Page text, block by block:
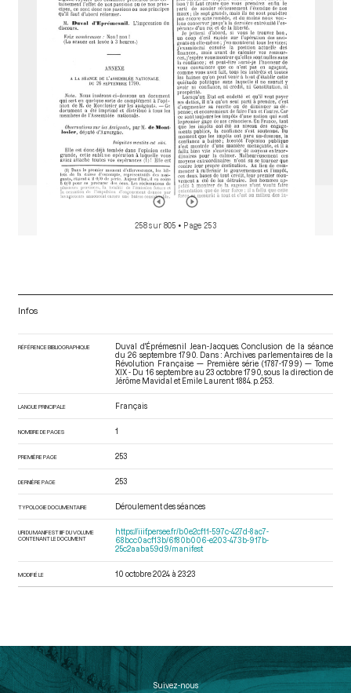
258 sur 805 • Page 253
Infos
RÉFÉRENCE BIBLIOGRAPHIQUE
Duval d'Éprémesnil Jean-Jacques. Conclusion de la séance
du 26 septembre 1790. Dans : Archives parlementaires de la
Révolution Française — Première série (1787-1799) — Tome
XIX - Du 16 septembre au 23 octobre 1790 , sous la direction de
Jérôme Mavidal et Emile Laurent. 1884. p. 253.
LANGUE PRINCIPALE Français
NOMBRE DE PAGES 1
PREMIÈRE PAGE 253
DERNIÈRE PAGE 253
TYPOLOGIE DOCUMENTAIRE Déroulement des séances
URI DU MANIFEST IIIF DU VOLUME
CONTENANT LE DOCUMENT
https://iiif.persee.fr/b0e2cf11-597c-427d-8ac7-
68bcc0acf13b/6f80b006-e203-473b-917b-
25c2aaba59d9/manifest
MODIFIÉ LE 10 octobre 2024 à 23:23
Suivez-nous